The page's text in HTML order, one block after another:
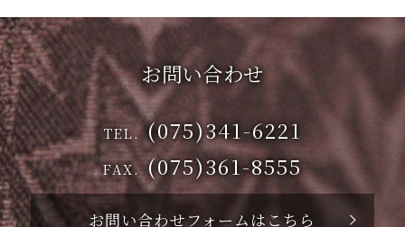
お問い合わせ
TEL. (075)341-6221
FAX.(075)361-8555
お問い合わせフォームはこちら